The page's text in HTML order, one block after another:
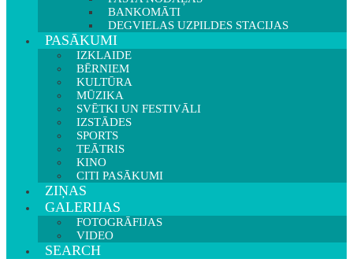
BANKOMĀTI
DEGVIELAS UZPILDES STACIJAS
PASĀKUMI
IZKLAIDE
BĒRNIEM
KULTŪRA
MŪZIKA
SVĒTKI UN FESTIVĀLI
IZSTĀDES
SPORTS
TEĀTRIS
KINO
CITI PASĀKUMI
ZIŅAS
GALERIJAS
FOTOGRĀFIJAS
VIDEO
SEARCH